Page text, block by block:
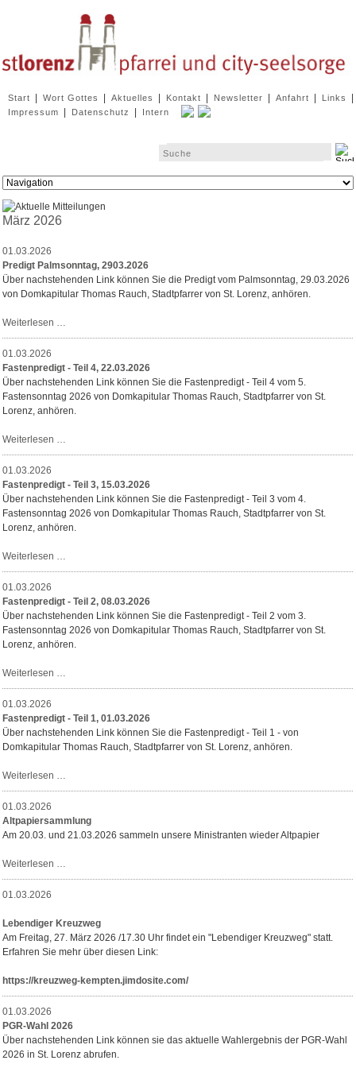
überspringen
Start Wort Gottes Aktuelles Kontakt Newsletter Anfahrt Links
Impressum Datenschutz Intern
Zielseite
März 2026
01.03.2026
Predigt Palmsonntag, 2903.2026
Über nachstehenden Link können Sie die Predigt vom Palmsonntag, 29.03.2026
von Domkapitular Thomas Rauch, Stadtpfarrer von St. Lorenz, anhören.
Weiterlesen …
Palmsonntag,
01.03.2026
Fastenpredigt - Teil 4, 22.03.2026
Über nachstehenden Link können Sie die Fastenpredigt - Teil 4 vom 5.
Fastensonntag 2026 von Domkapitular Thomas Rauch, Stadtpfarrer von St.
Lorenz, anhören.
Weiterlesen …
-
22.03.2026
01.03.2026
Fastenpredigt - Teil 3, 15.03.2026
Über nachstehenden Link können Sie die Fastenpredigt - Teil 3 vom 4.
Fastensonntag 2026 von Domkapitular Thomas Rauch, Stadtpfarrer von St.
Lorenz, anhören.
Weiterlesen …
-
15.03.2026
01.03.2026
Fastenpredigt - Teil 2, 08.03.2026
Über nachstehenden Link können Sie die Fastenpredigt - Teil 2 vom 3.
Fastensonntag 2026 von Domkapitular Thomas Rauch, Stadtpfarrer von St.
Lorenz, anhören.
Weiterlesen …
-
08.03.2026
01.03.2026
Fastenpredigt - Teil 1, 01.03.2026
Über nachstehenden Link können Sie die Fastenpredigt - Teil 1 - von
Domkapitular Thomas Rauch, Stadtpfarrer von St. Lorenz, anhören.
Weiterlesen …
-
1,
01.03.2026
01.03.2026
Altpapiersammlung
Am 20.03. und 21.03.2026 sammeln unsere Ministranten wieder Altpapier
Weiterlesen …
01.03.2026
Lebendiger Kreuzweg
Am Freitag, 27. März 2026 /17.30 Uhr findet ein "Lebendiger Kreuzweg" statt.
Erfahren Sie mehr über diesen Link:
https://kreuzweg-kempten.jimdosite.com/
01.03.2026
PGR-Wahl 2026
Über nachstehenden Link können sie das aktuelle Wahlergebnis der PGR-Wahl
2026 in St. Lorenz abrufen.